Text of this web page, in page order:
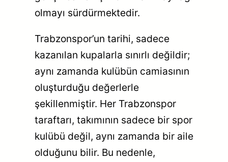
olmayı sürdürmektedir.
Trabzonspor’un tarihi, sadece
kazanılan kupalarla sınırlı değildir;
aynı zamanda kulübün camiasının
oluşturduğu değerlerle
şekillenmiştir. Her Trabzonspor
taraftarı, takımının sadece bir spor
kulübü değil, aynı zamanda bir aile
olduğunu bilir. Bu nedenle,